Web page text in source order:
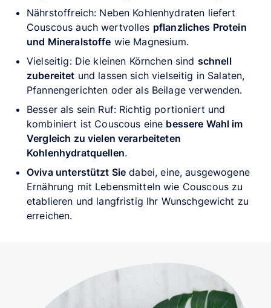
Nährstoffreich: Neben Kohlenhydraten liefert
Couscous auch wertvolles pflanzliches Protein
und Mineralstoffe wie Magnesium.
Vielseitig: Die kleinen Körnchen sind schnell
zubereitet und lassen sich vielseitig in Salaten,
Pfannengerichten oder als Beilage verwenden.
Besser als sein Ruf: Richtig portioniert und
kombiniert ist Couscous eine bessere Wahl im
Vergleich zu vielen verarbeiteten
Kohlenhydratquellen.
Oviva unterstützt Sie dabei, eine, ausgewogene
Ernährung mit Lebensmitteln wie Couscous zu
etablieren und langfristig Ihr Wunschgewicht zu
erreichen.